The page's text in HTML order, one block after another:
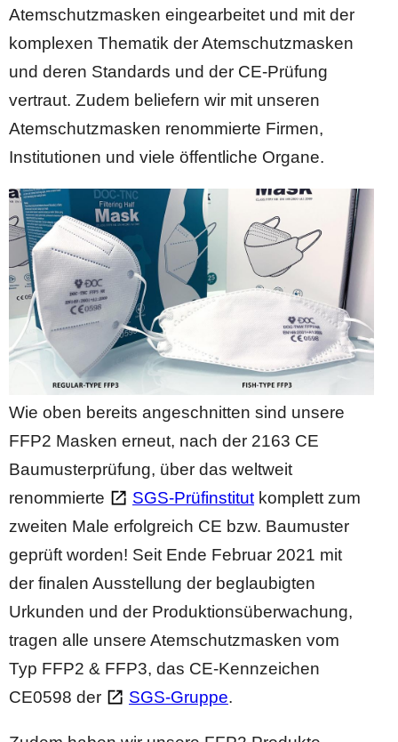
Atemschutzmasken eingearbeitet und mit der
komplexen Thematik der Atemschutzmasken
und deren Standards und der CE-Prüfung
vertraut. Zudem beliefern wir mit unseren
Atemschutzmasken renommierte Firmen,
Institutionen und viele öffentliche Organe.
Wie oben bereits angeschnitten sind unsere
FFP2 Masken erneut, nach der 2163 CE
Baumusterprüfung, über das weltweit
renommierte
SGS-Prüfinstitut komplett zum
zweiten Male erfolgreich CE bzw. Baumuster
geprüft worden! Seit Ende Februar 2021 mit
der finalen Ausstellung der beglaubigten
Urkunden und der Produktionsüberwachung,
tragen alle unsere Atemschutzmasken vom
Typ FFP2 & FFP3, das CE-Kennzeichen
CE0598 der
SGS-Gruppe.